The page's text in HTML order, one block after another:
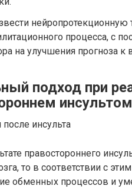
нейропротекционную
процесса, с
на улучшения прогноза к
подход при
инсультом
правостороннего
то в соответствии с
обменных процессов и